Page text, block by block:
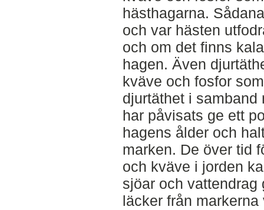
hästhagarna.
och var hästen
och om det finns
hagen. Även
kväve och fosfor
djurtäthet i
har påvisats ge ett
hagens ålder och
marken. De över tid
och kväve i jorden
sjöar och vattendrag
läcker från